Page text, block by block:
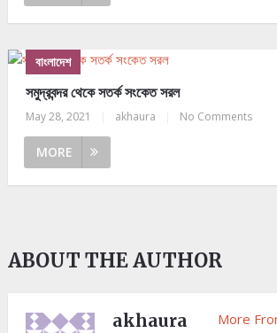
বাংলাদেশ
সমুদ্রবন্দর থেকে সতর্ক সংকেত সরল
May 28, 2021 akhaura No Comments
MORE
ABOUT THE AUTHOR
akhaura More